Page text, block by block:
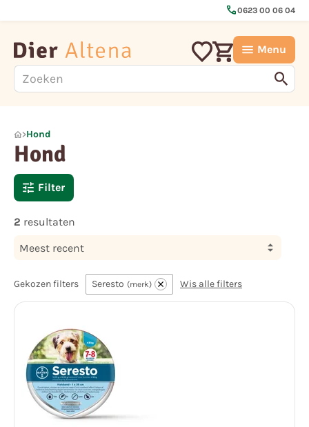
call0623 00 06 04
Menu
Hond
Hond
Filter
2 resultaten
Meest recent
Gekozen filters Seresto merk Wis alle filters